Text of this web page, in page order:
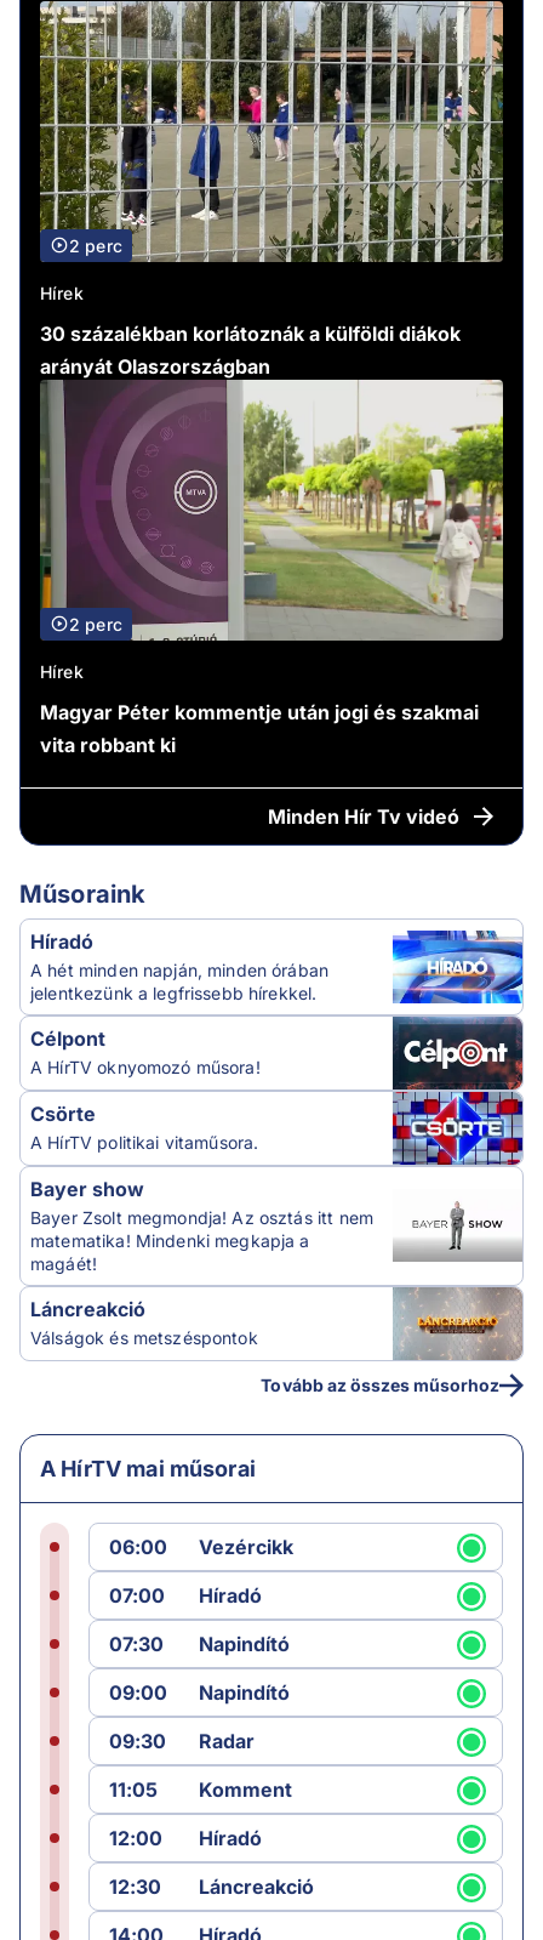
2 perc
Hírek
30 százalékban korlátoznák a külföldi diákok
arányát Olaszországban
2 perc
Hírek
Magyar Péter kommentje után jogi és szakmai
vita robbant ki
Minden Hír Tv videó
Műsoraink
Híradó
A hét minden napján, minden órában
jelentkezünk a legfrissebb hírekkel.
Célpont
A HírTV oknyomozó műsora!
Csörte
A HírTV politikai vitaműsora.
Bayer show
Bayer Zsolt megmondja! Az osztás itt nem
matematika! Mindenki megkapja a
magáét!
Láncreakció
Válságok és metszéspontok
Tovább az összes műsorhoz
A HírTV mai műsorai
06:00
Vezércikk
07:00
Híradó
07:30
Napindító
09:00
Napindító
09:30
Radar
11:05
Komment
12:00
Híradó
12:30
Láncreakció
14:00
Híradó